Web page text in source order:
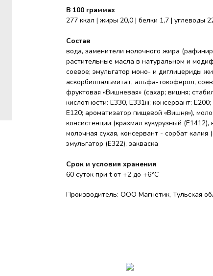
В 100 граммах
277 ккал | жиры 20,0 | белки 1,7 | углеводы
Состав
вода, заменители молочного жира
растительные масла в натуральном и
соевое; эмульгатор моно- и диглицериды
аскорбилпальмитат, альфа-токоферол,
фруктовая «Вишневая» (сахар; вишня;
кислотности: Е330, Е331іії; консервант:
Е120; ароматизатор пищевой «Вишня»),
консистенции (крахмал кукурузный (Е1412),
молочная сухая, консервант - сорбат калия
эмульгатор (Е322), закваска
Срок и условия хранения
60 суток при t от +2 до +6°С
Производитель: ООО Магнетик, Тульская